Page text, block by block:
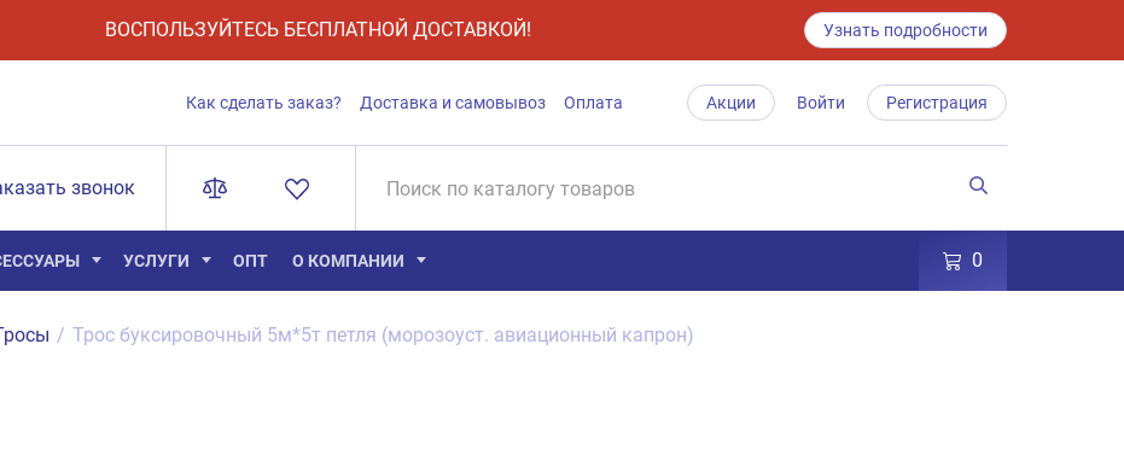
ВОСПОЛЬЗУЙТЕСЬ БЕСПЛАТНОЙ ДОСТАВКОЙ! Узнать подробности
Как сделать заказ? Доставка и самовывоз Оплата Акции Войти Регистрация
звонок
УСЛУГИ ОПТ О КОМПАНИИ 0
/ Трос буксировочный 5м*5т петля (морозоуст. авиационный капрон)